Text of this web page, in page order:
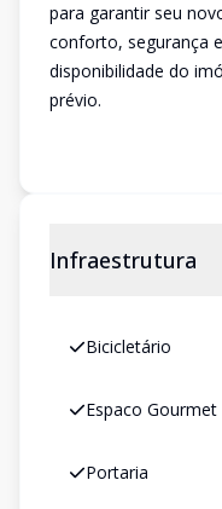
para garantir seu
conforto, segurança
disponibilidade do
prévio.
Infraestrutura
Bicicletário
Espaco Gourmet
Portaria